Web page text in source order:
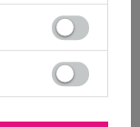
Zobacz wszystko